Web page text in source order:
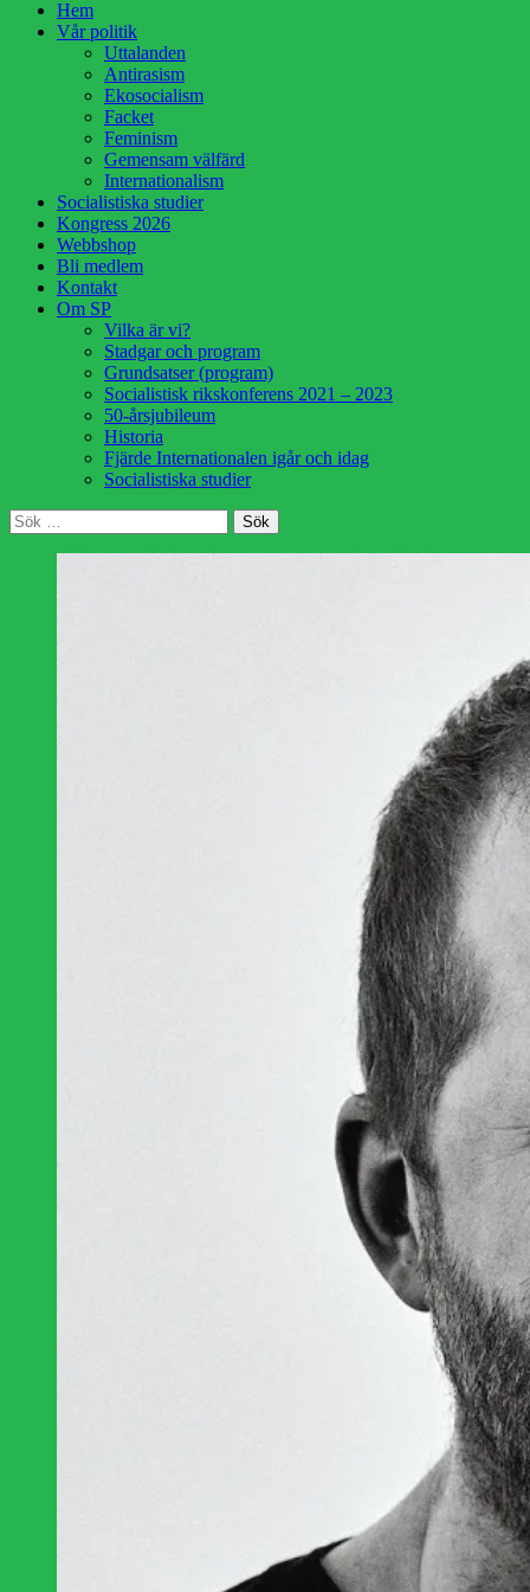
HoppaHem
Vår politik
Uttalanden
Antirasism
Ekosocialism
Facket
Feminism
Gemensam välfärd
Internationalism
Socialistiska studier
Kongress 2026
Webbshop
Bli medlem
Kontakt
Om SP
Vilka är vi?
Stadgar och program
Grundsatser (program)
Socialistisk rikskonferens 2021 – 2023
50-årsjubileum
Historia
Fjärde Internationalen igår och idag
Socialistiska studier
Sök
Sök
efter: